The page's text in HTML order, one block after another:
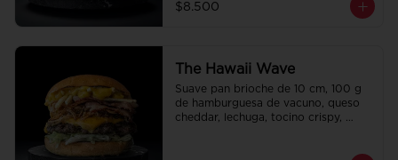
$8.500
The Hawaii Wave
Suave pan brioche de 10 cm, 100 g
de hamburguesa de vacuno, queso
cheddar, lechuga, tocino crispy,